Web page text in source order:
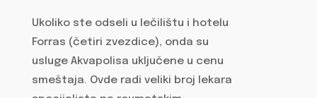
Ukoliko ste odseli u lečilištu i hotelu
Forras (četiri zvezdice), onda su
usluge Akvapolisa uključene u cenu
smeštaja. Ovde radi veliki broj lekara